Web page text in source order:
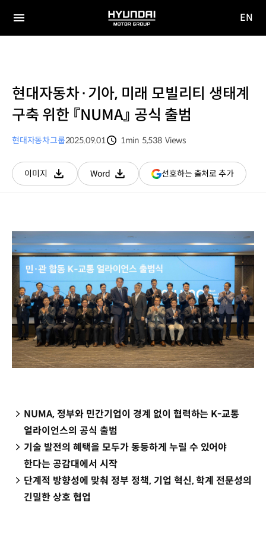
전체
HYUNDAI
MOTOR
EN
현대자동차·기아, 미래 모빌리티 생태계
구축 위한 『NUMA』 공식 출범
현대자동차그룹2025.09.01
1min 5,538 Views
이미지
다운로드
Word
다운로드
선호하는 출처로 추가(새
창
NUMA, 정부와 민간기업이 경계 없이 협력하는 K-교통
얼라이언스의 공식 출범
기술 발전의 혜택을 모두가 동등하게 누릴 수 있어야
한다는 공감대에서 시작
단계적 방향성에 맞춰 정부 정책, 기업 혁신, 학계 전문성의
긴밀한 상호 협업